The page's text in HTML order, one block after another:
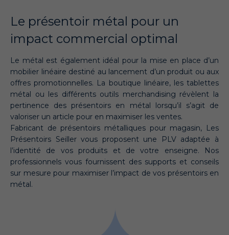
Le présentoir métal pour un
impact commercial optimal
Le métal est également idéal pour la mise en place d’un
mobilier linéaire destiné au lancement d’un produit ou aux
offres promotionnelles. La boutique linéaire, les tablettes
métal ou les différents outils merchandising révèlent la
pertinence des présentoirs en métal lorsqu’il s’agit de
valoriser un article pour en maximiser les ventes.
Fabricant de présentoirs métalliques pour magasin, Les
Présentoirs Seiller vous proposent une PLV adaptée à
l’identité de vos produits et de votre enseigne. Nos
professionnels vous fournissent des supports et conseils
sur mesure pour maximiser l’impact de vos présentoirs en
métal.